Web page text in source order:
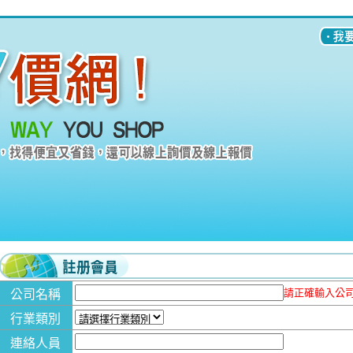
公司名稱 請正確輸入公
行業類別
連絡人員